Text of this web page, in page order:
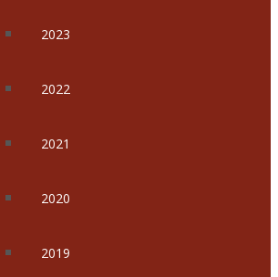
2023
2022
2021
2020
2019